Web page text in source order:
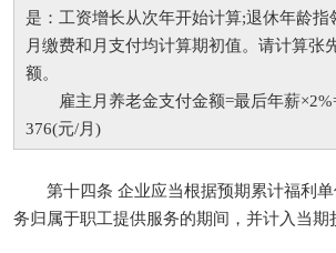
是：工资增长从次年开始计算;退休年龄
月缴费和月支付均计算期初值。请计算
额。
雇主月养老金支付金额=最后年薪
376(元/月)
第十四条 企业应当根据预期累计福利单
务归属于职工提供服务的期间，并计入当期